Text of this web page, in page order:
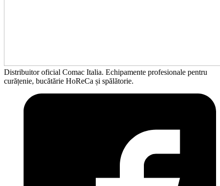
Distribuitor oficial Comac Italia. Echipamente profesionale pentru
curățenie, bucătărie HoReCa și spălătorie.